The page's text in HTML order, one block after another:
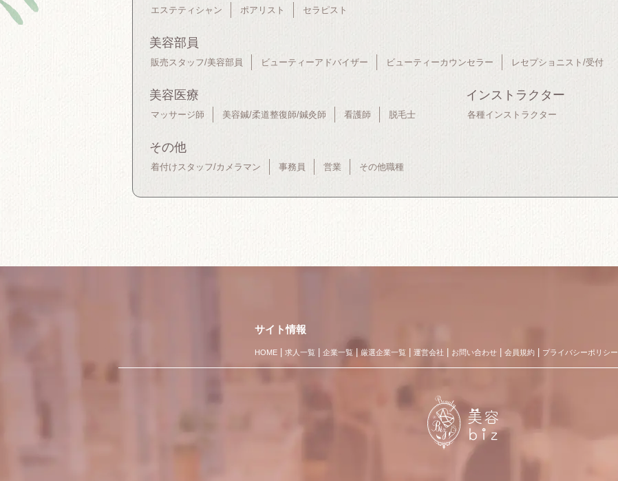
エステティシャン ポアリスト セラピスト
美容部員
販売スタッフ/美容部員 ビューティーアドバイザー ビューティーカウンセラー レセプショニスト/受付
美容医療
マッサージ師 美容鍼/柔道整復師/鍼灸師 看護師 脱毛士
インストラクター
各種インストラクター
その他
着付けスタッフ/カメラマン 事務員 営業 その他職種
サイト情報
HOME 求人一覧 企業一覧 厳選企業一覧 運営会社 お問い合わせ 会員規約 プライバシーポリシー